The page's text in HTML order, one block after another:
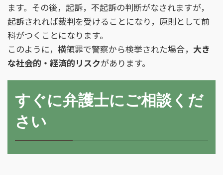
ます。その後，起訴，不起訴の判断がなされますが，
起訴されれば裁判を受けることになり，原則として前
科がつくことになります。
このように，横領罪で警察から検挙された場合， 大き
な社会的・経済的リスクがあります。
すぐに弁護士にご相談くだ
さい